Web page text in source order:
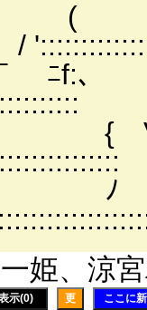
/⌒!
￣ ﾆ
V
姫、涼
示(0) 更 ここに